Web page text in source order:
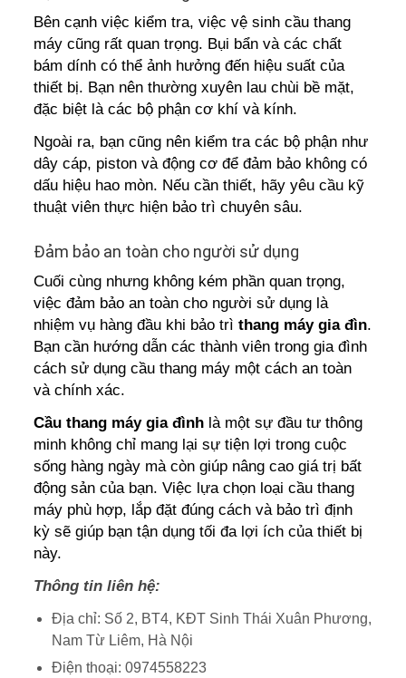
Bên cạnh việc kiểm tra, việc vệ sinh cầu thang
máy cũng rất quan trọng. Bụi bẩn và các chất
bám dính có thể ảnh hưởng đến hiệu suất của
thiết bị. Bạn nên thường xuyên lau chùi bề mặt,
đặc biệt là các bộ phận cơ khí và kính.
Ngoài ra, bạn cũng nên kiểm tra các bộ phận như
dây cáp, piston và động cơ để đảm bảo không có
dấu hiệu hao mòn. Nếu cần thiết, hãy yêu cầu kỹ
thuật viên thực hiện bảo trì chuyên sâu.
Đảm bảo an toàn cho người sử dụng
Cuối cùng nhưng không kém phần quan trọng,
việc đảm bảo an toàn cho người sử dụng là
nhiệm vụ hàng đầu khi bảo trìthang máy gia đìn.
Bạn cần hướng dẫn các thành viên trong gia đình
cách sử dụng cầu thang máy một cách an toàn
và chính xác.
Cầu thang máy gia đình là một sự đầu tư thông
minh không chỉ mang lại sự tiện lợi trong cuộc
sống hàng ngày mà còn giúp nâng cao giá trị bất
động sản của bạn. Việc lựa chọn loại cầu thang
máy phù hợp, lắp đặt đúng cách và bảo trì định
kỳ sẽ giúp bạn tận dụng tối đa lợi ích của thiết bị
này.
Thông tin liên hệ:
Địa chỉ: Số 2, BT4, KĐT Sinh Thái Xuân Phương,
Nam Từ Liêm, Hà Nội
Điện thoại: 0974558223